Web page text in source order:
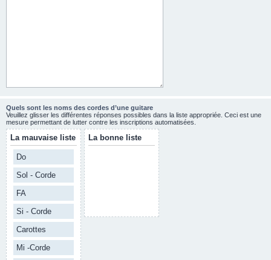
Quels sont les noms des cordes d’une guitare
Veuillez glisser les différentes réponses possibles dans la liste appropriée. Ceci est une
mesure permettant de lutter contre les inscriptions automatisées.
La mauvaise liste
Do
Sol - Corde
FA
Si - Corde
Carottes
Mi -Corde
La bonne liste